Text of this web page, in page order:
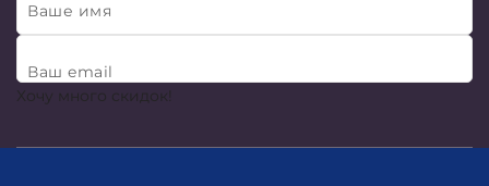
Ваше имя
Ваш email
Хочу много скидок!